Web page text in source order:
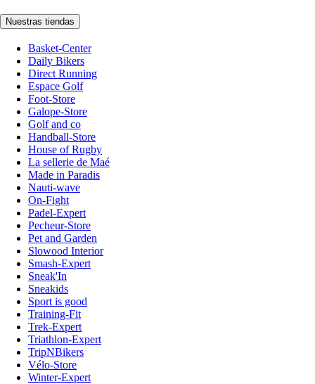
Nuestras tiendas
Basket-Center
Daily Bikers
Direct Running
Espace Golf
Foot-Store
Galope-Store
Golf and co
Handball-Store
House of Rugby
La sellerie de Maé
Made in Paradis
Nauti-wave
On-Fight
Padel-Expert
Pecheur-Store
Pet and Garden
Slowood Interior
Smash-Expert
Sneak'In
Sneakids
Sport is good
Training-Fit
Trek-Expert
Triathlon-Expert
TripNBikers
Vélo-Store
Winter-Expert